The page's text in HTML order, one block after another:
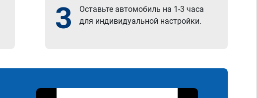
3
Оставьте автомобиль на 1-3 часа
для индивидуальной настройки.